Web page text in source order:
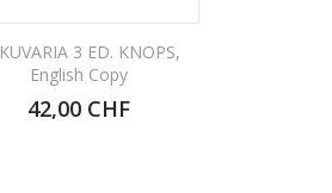
3 ED. KNOPS,
English Copy
42,00 CHF